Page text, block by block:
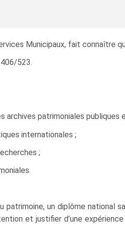
Municipaux, fait connaître
523.
patrimoniales publiques
internationales ;
;
un diplôme national
et justifier d’une